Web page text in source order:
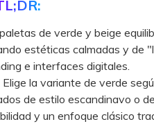
de verde y beige
estéticas calmadas y de
e interfaces digitales.
la variante de verde
de estilo escandinavo o
y un enfoque clásico